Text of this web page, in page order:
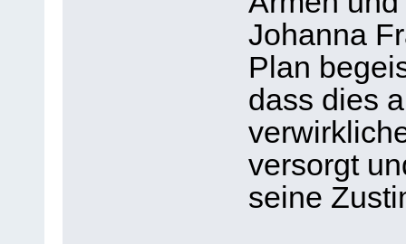
Johanna
Plan
dass dies
versorgt
seine